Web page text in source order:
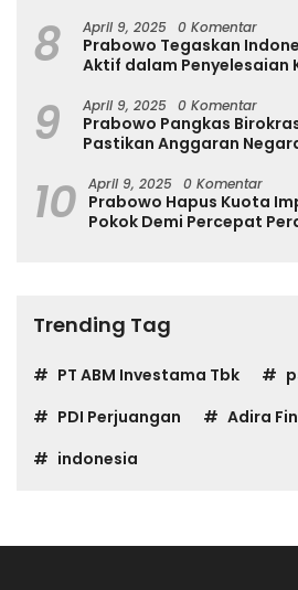
8 April 9, 2025 0 Komentar
Prabowo Tegaskan
Aktif dalam Penyelesaian
9 April 9, 2025 0 Komentar
Prabowo Pangkas
Pastikan Anggaran
10 April 9, 2025 0 Komentar
Prabowo Hapus Kuota
Pokok Demi Percepat
Trending Tag
PT ABM Investama Tbk
PDI Perjuangan
Adira
indonesia